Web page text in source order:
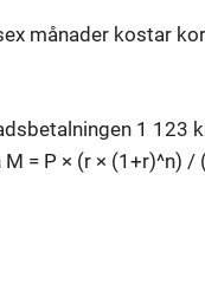
månader kostar
1 123
= P × (r × (1+r)^n) /